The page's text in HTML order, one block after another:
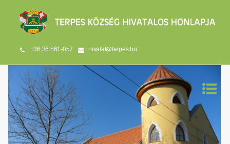
+36 36 561-057 hivatal@terpes.hu